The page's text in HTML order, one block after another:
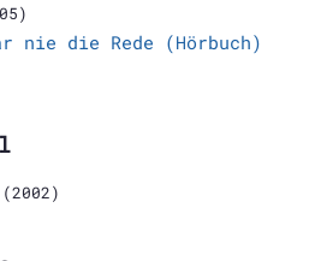
nie die Rede (Hörbuch)
(2002)